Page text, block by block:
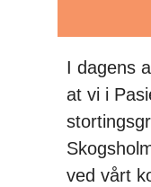
I dagens
at vi i
ved vårt